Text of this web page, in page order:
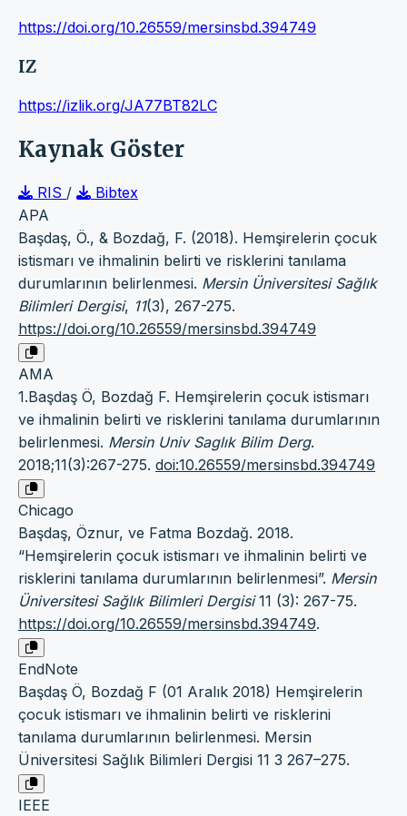
https://doi.org/10.26559/mersinsbd.394749
IZ
https://izlik.org/JA77BT82LC
Kaynak Göster
RIS /
Bibtex
APA
Başdaş, Ö., & Bozdağ, F. (2018). Hemşirelerin çocuk
istismarı ve ihmalinin belirti ve risklerini tanılama
durumlarının belirlenmesi. Mersin Üniversitesi Sağlık
Bilimleri Dergisi, 11(3), 267-275.
https://doi.org/10.26559/mersinsbd.394749
AMA
1.Başdaş Ö, Bozdağ F. Hemşirelerin çocuk istismarı
ve ihmalinin belirti ve risklerini tanılama durumlarının
belirlenmesi. Mersin Univ Saglık Bilim Derg.
2018;11(3):267-275. doi:10.26559/mersinsbd.394749
Chicago
Başdaş, Öznur, ve Fatma Bozdağ. 2018.
“Hemşirelerin çocuk istismarı ve ihmalinin belirti ve
risklerini tanılama durumlarının belirlenmesi”. Mersin
Üniversitesi Sağlık Bilimleri Dergisi11 (3): 267-75.
https://doi.org/10.26559/mersinsbd.394749.
EndNote
Başdaş Ö, Bozdağ F (01 Aralık 2018) Hemşirelerin
çocuk istismarı ve ihmalinin belirti ve risklerini
tanılama durumlarının belirlenmesi. Mersin
Üniversitesi Sağlık Bilimleri Dergisi 11 3 267–275.
IEEE